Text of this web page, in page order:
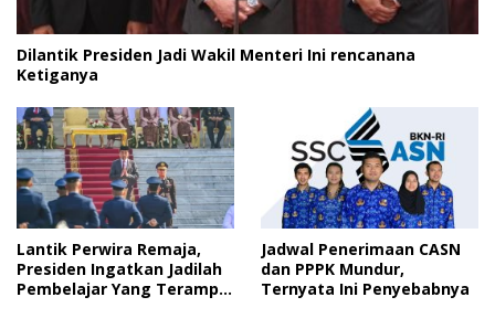
Dilantik Presiden Jadi Wakil Menteri Ini rencanana
Ketiganya
Lantik Perwira Remaja,
Presiden Ingatkan Jadilah
Pembelajar Yang Terampil
Jadwal Penerimaan CASN
dan PPPK Mundur,
Ternyata Ini Penyebabnya